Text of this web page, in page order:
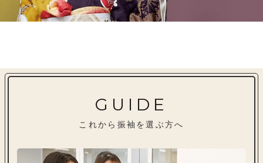
GUIDE
これから振袖を選ぶ方へ